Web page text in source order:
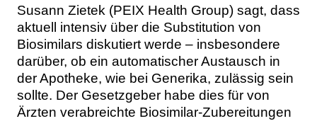
Susann Zietek (PEIX Health Group) sagt, dass
aktuell intensiv über die Substitution von
Biosimilars diskutiert werde – insbesondere
darüber, ob ein automatischer Austausch in
der Apotheke, wie bei Generika, zulässig sein
sollte. Der Gesetzgeber habe dies für von
Ärzten verabreichte Biosimilar-Zubereitungen